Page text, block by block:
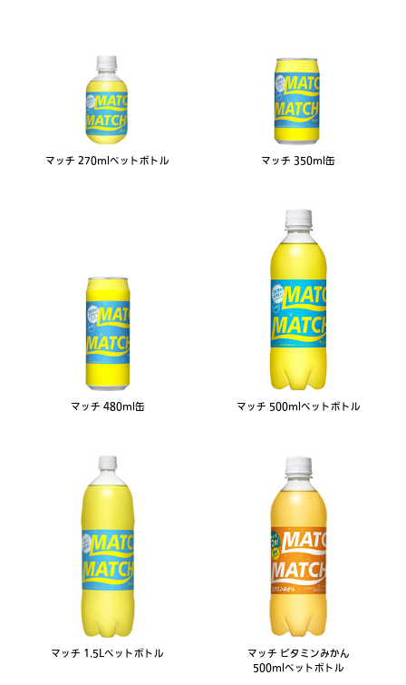
マッチ 270mlペットボトル マッチ 350ml缶
マッチ 480ml缶 マッチ 500mlペットボトル
マッチ 1.5Lペットボトル
マッチ ビタミンみかん
500mlペットボトル